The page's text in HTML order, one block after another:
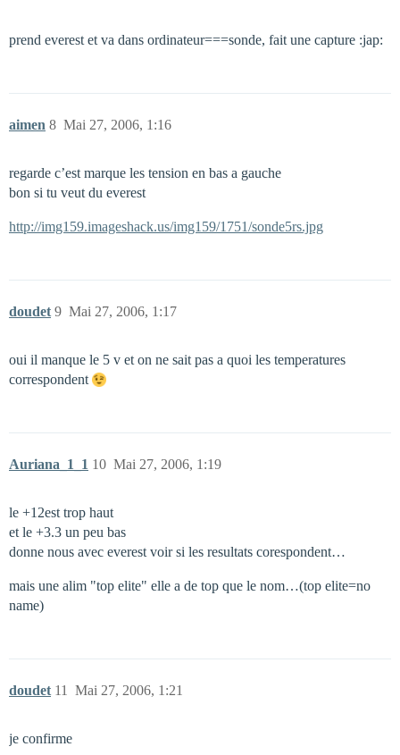
prend everest et va dans ordinateur===sonde, fait une capture :jap:
aimen Mai 27, 2006, 1:16
8
regarde c’est marque les tension en bas a gauche
bon si tu veut du everest
http://img159.imageshack.us/img159/1751/sonde5rs.jpg
doudet Mai 27, 2006, 1:17
9
oui il manque le 5 v et on ne sait pas a quoi les temperatures
correspondent
Auriana_1_1 Mai 27, 2006, 1:19
10
le +12est trop haut
et le +3.3 un peu bas
donne nous avec everest voir si les resultats corespondent…
mais une alim "top elite" elle a de top que le nom…(top elite=no
name)
doudet Mai 27, 2006, 1:21
11
je confirme